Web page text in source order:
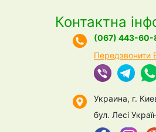
Контактна
(067) 443-60-
Передзвонити
Украина, г.
бул. Лесі